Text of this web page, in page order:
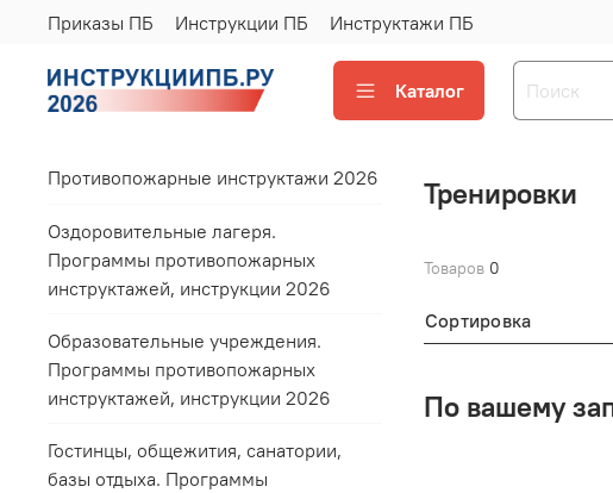
Приказы ПБ Инструкции ПБ Инструктажи ПБ
Каталог
Тренировки
Товаров 0
Сортировка
По вашему
Противопожарные инструктажи 2026
Оздоровительные лагеря.
Программы противопожарных
инструктажей, инструкции 2026
Образовательные учреждения.
Программы противопожарных
инструктажей, инструкции 2026
Гостинцы, общежития, санатории,
базы отдыха. Программы